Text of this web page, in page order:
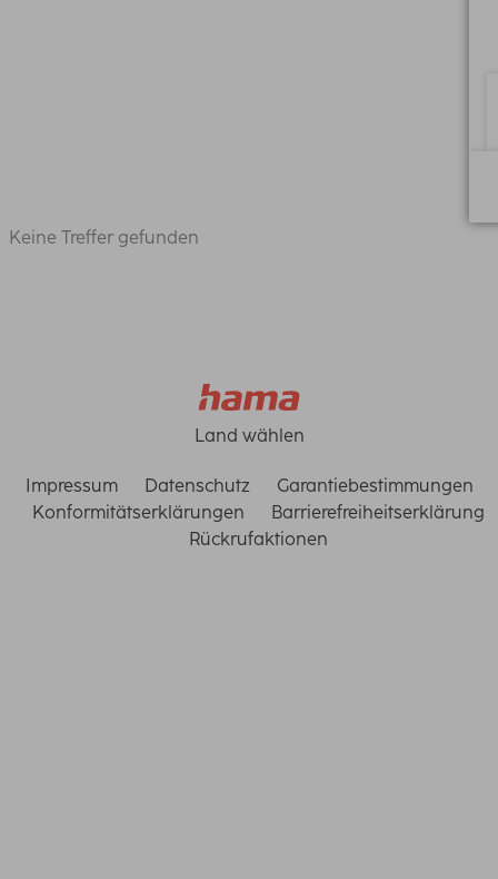
Keine Treffer gefunden
Land wählen
Impressum Datenschutz
Garantiebestimmungen
Konformitätserklärungen
Barrierefreiheitserklärung
Rückrufaktionen